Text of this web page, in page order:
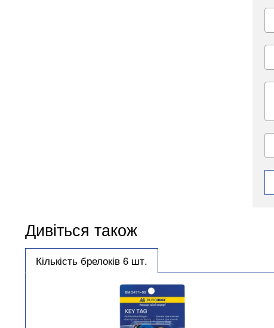
Дивіться також
Кількість брелоків 6 шт.